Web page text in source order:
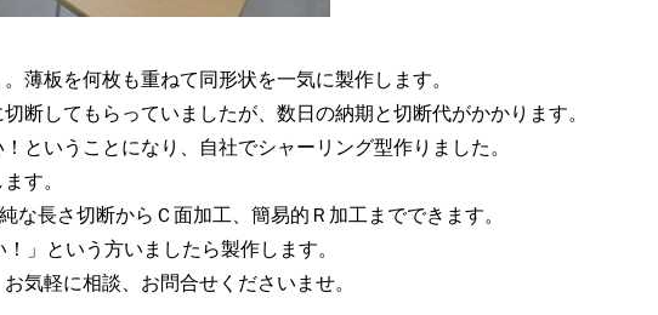
薄板を何枚も重ねて同形状を一気に製作します。
断してもらっていましたが、数日の納期と切断代がかかります。
ということになり、自社でシャーリング型作りました。
す。
長さ切断からＣ面加工、簡易的Ｒ加工までできます。
」という方いましたら製作します。
気軽に相談、お問合せくださいませ。